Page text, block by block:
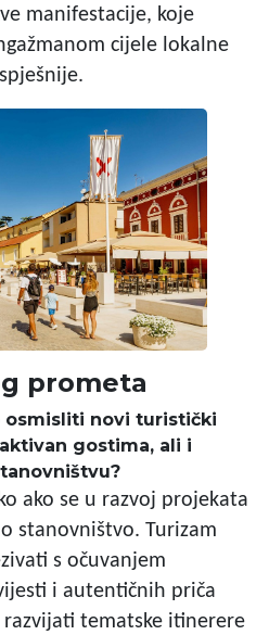
manifestacije, koje
cijele lokalne
prometa
osmisliti novi turistički
gostima, ali i
ako se u razvoj projekata
stanovništvo. Turizam
s očuvanjem
i autentičnih priča
razvijati tematske itinerere